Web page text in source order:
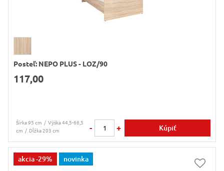
Posteľ: NEPO PLUS - LOZ/90
117,00
Šírka 95 cm
Výška 44,5-66,5
cm
Dĺžka 203 cm - + Kúpiť
akcia-29% novinka